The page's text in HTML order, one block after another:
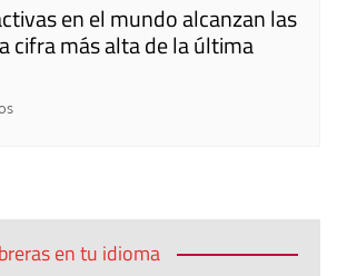
en el mundo alcanzan las
cifra más alta de la última
en tu idioma